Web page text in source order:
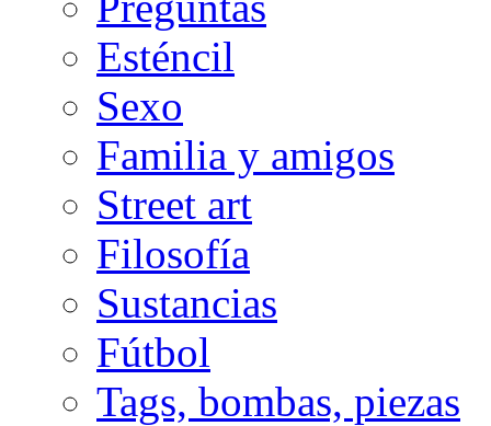
Esténcil
Sexo
Familia y amigos
Street art
Filosofía
Sustancias
Fútbol
Tags, bombas, piezas